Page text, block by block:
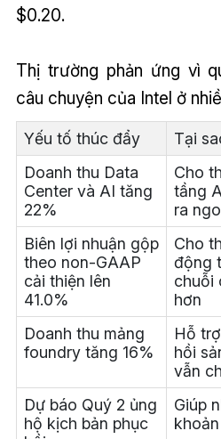
$0.20.
Thị trường phản ứng vì
câu chuyện của Intel ở
Yếu tố thúc đẩy
Tại
Doanh thu Data
Center và AI tăng
22%
Cho
tầng
ra
Biên lợi nhuận gộp
theo non-GAAP
cải thiện lên
41.0%
Cho
động
chuỗi
hơn
Doanh thu mảng
foundry tăng 16%
Hỗ
hồi
vẫn
Dự báo Quý 2 ủng
hộ kịch bản phục
Giúp